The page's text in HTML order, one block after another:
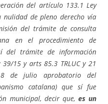
del artículo 133.1 Ley
de pleno derecho vía
del trámite de consulta
en el procedimiento de
del trámite de información
15 y arts 85.3 TRLUC y 21
de julio aprobatorio del
catalana) que sí fue
municipal, decir que, es un